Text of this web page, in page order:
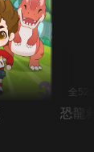
全52
恐龍